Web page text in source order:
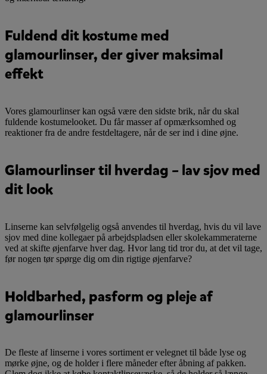
Fuldend dit kostume med
glamourlinser, der giver maksimal
effekt
Vores glamourlinser kan også være den sidste brik, når du skal
fuldende kostumelooket. Du får masser af opmærksomhed og
reaktioner fra de andre festdeltagere, når de ser ind i dine øjne.
Glamourlinser til hverdag – lav sjov med
dit look
Linserne kan selvfølgelig også anvendes til hverdag, hvis du vil lave
sjov med dine kollegaer på arbejdspladsen eller skolekammeraterne
ved at skifte øjenfarve hver dag. Hvor lang tid tror du, at det vil tage,
før nogen tør spørge dig om din rigtige øjenfarve?
Holdbarhed, pasform og pleje af
glamourlinser
De fleste af linserne i vores sortiment er velegnet til både lyse og
mørke øjne, og de holder i flere måneder efter åbning af pakken.